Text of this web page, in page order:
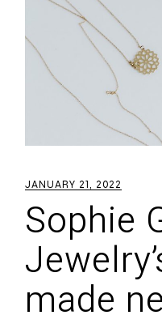
JANUARY 21, 2022
Sophie
made